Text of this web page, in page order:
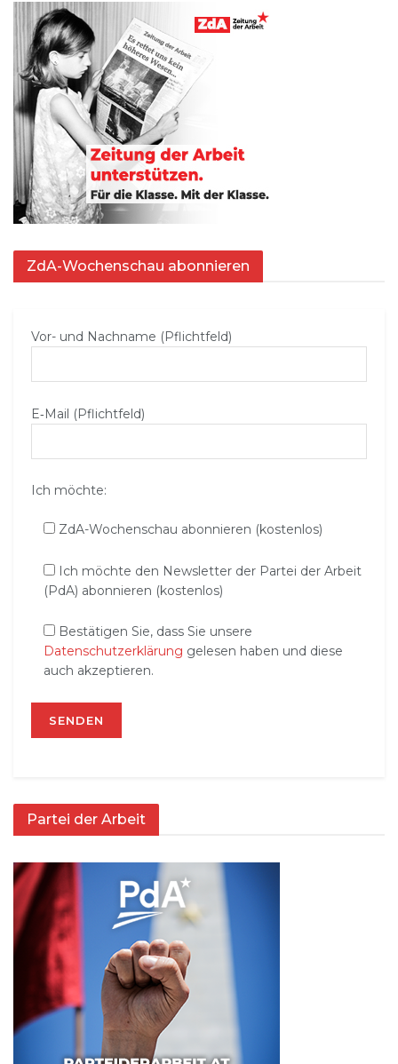
ZdA-Wochenschau abonnieren
Vor- und Nachname (Pflichtfeld)
E‑Mail (Pflichtfeld)
Ich möchte:
ZdA-Wochenschau abonnieren (kostenlos)
Ich möchte den Newsletter der Partei der Arbeit
(PdA) abonnieren (kostenlos)
Bestätigen Sie, dass Sie unsere
Datenschutzerklärung gelesen haben und diese
auch akzeptieren.
Partei der Arbeit